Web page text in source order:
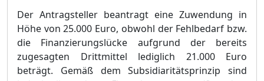
Der Antragsteller beantragt eine Zuwendung in
Höhe von 25.000 Euro, obwohl der Fehlbedarf bzw.
die Finanzierungslücke aufgrund der bereits
zugesagten Drittmittel lediglich 21.000Euro
beträgt. Gemäß dem Subsidiaritätsprinzip sind